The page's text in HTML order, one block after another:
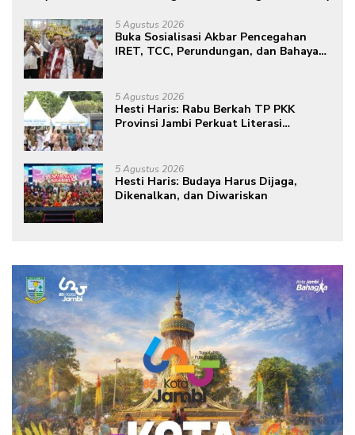
5 Agustus 2026
Buka Sosialisasi Akbar Pencegahan
IRET, TCC, Perundungan, dan Bahaya
masa depan sudah ada di tangan”
5 Agustus 2026
Hesti Haris: Rabu Berkah TP PKK
Provinsi Jambi Perkuat Literasi
5 Agustus 2026
Hesti Haris: Budaya Harus Dijaga,
Dikenalkan, dan Diwariskan